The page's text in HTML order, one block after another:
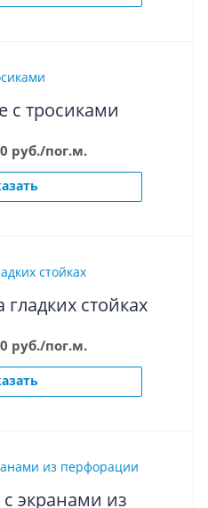
с тросиками
руб./пог.м.
стойках
руб./пог.м.
экранами из